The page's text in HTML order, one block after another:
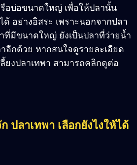
อบ่อขนาดใหญ่ เพื่อให้ปลานั้น
ด้ อย่างอิสระ เพราะนอกจากปลา
ที่มีขนาดใหญ่ ยังเป็นปลาที่ว่ายน้ำ
อีกด้วย หากสนใจดูรายละเอียด
ลี้ยงปลาเทพา สามารถคลิกดูต่อ
ปลาเทพา เลือกยังไงให้ได้